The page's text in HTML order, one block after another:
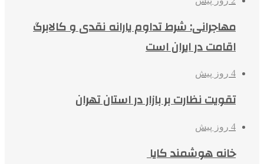
مهاجرانی: شرط تداوم یارانه نقدی و کالابرگ
اقامت در ایران است
4 روز پیش
تقویت نظارت بر بازار در استان تهران
4 روز پیش
خانه هوشمند کایا